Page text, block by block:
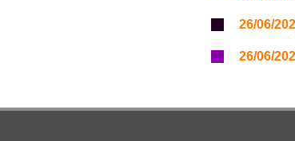
26/06/
26/06/